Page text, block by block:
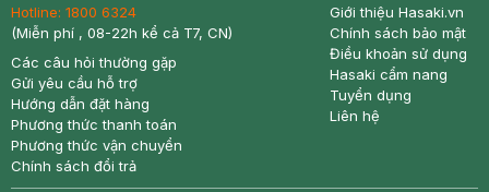
Hotline: 1800 6324
(Miễn phí , 08-22h kể cả T7, CN)
Các câu hỏi thường gặp
Gửi yêu cầu hỗ trợ
Hướng dẫn đặt hàng
Phương thức thanh toán
Phương thức vận chuyển
Chính sách đổi trả
Giới thiệu Hasaki.vn
Chính sách bảo mật
Điều khoản sử dụng
Hasaki cẩm nang
Tuyển dụng
Liên hệ